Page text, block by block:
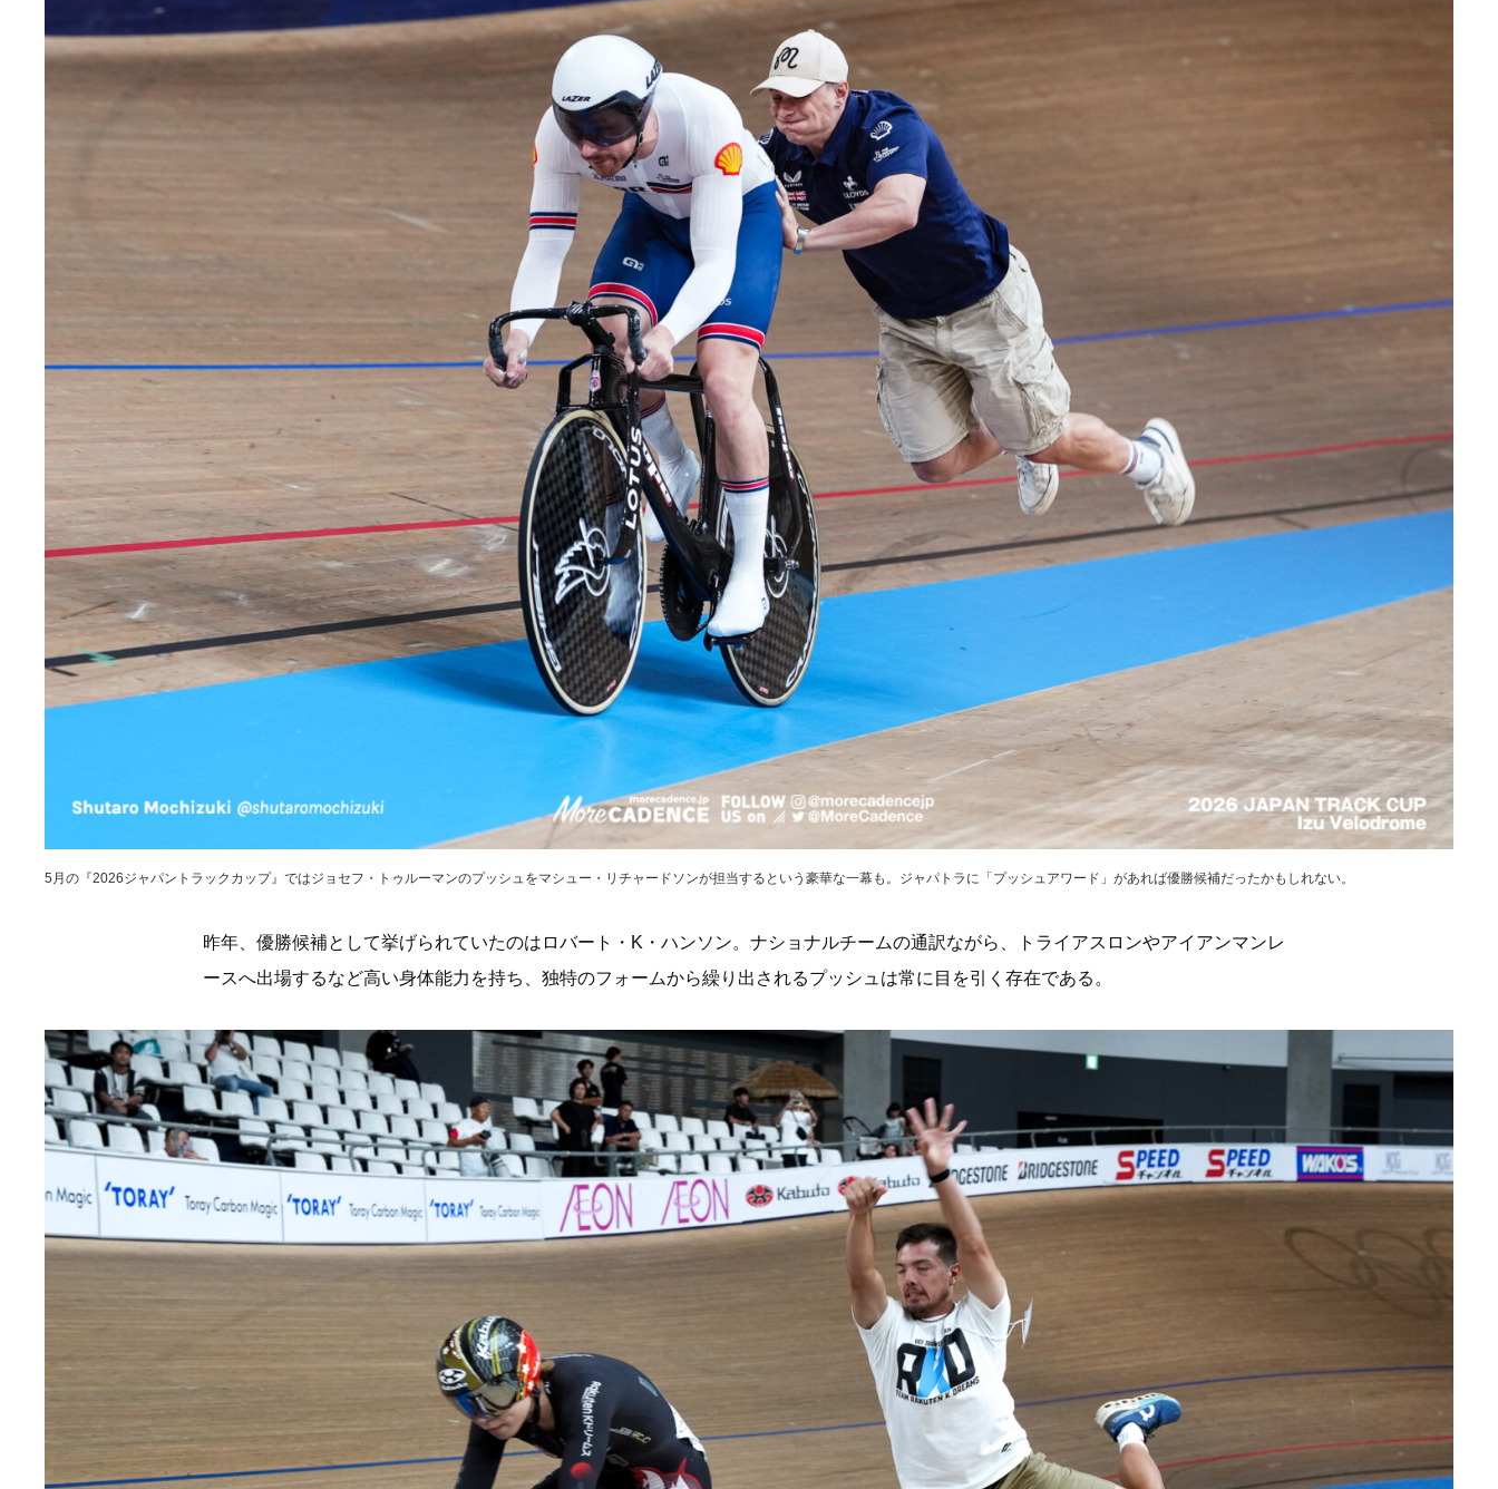
5月の『2026ジャパントラックカップ』ではジョセフ・トゥルーマンのプッシュをマシュー・リチャードソンが担当するという豪華な一幕も。ジャパトラに「プッシュアワード」があれば優勝候補だったかもしれない。
昨年、優勝候補として挙げられていたのはロバート・K・ハンソン。ナショナルチームの通訳ながら、トライアスロンやアイアンマンレ
ースへ出場するなど高い身体能力を持ち、独特のフォームから繰り出されるプッシュは常に目を引く存在である。